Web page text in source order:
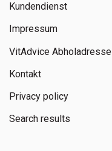
Kundendienst
Impressum
VitAdvice Abholadresse
Kontakt
Privacy policy
Search results